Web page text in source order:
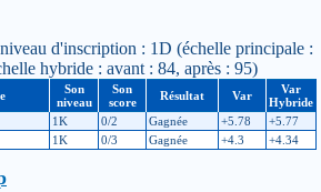
d'inscription : 1D (échelle principale :
hybride : avant : 84, après : 95)
Son
niveau
Son
score
Résultat Var
Var
Hybride
1K 0/2 Gagnée +5.78
+5.77
1K 0/3 Gagnée +4.3 +4.34